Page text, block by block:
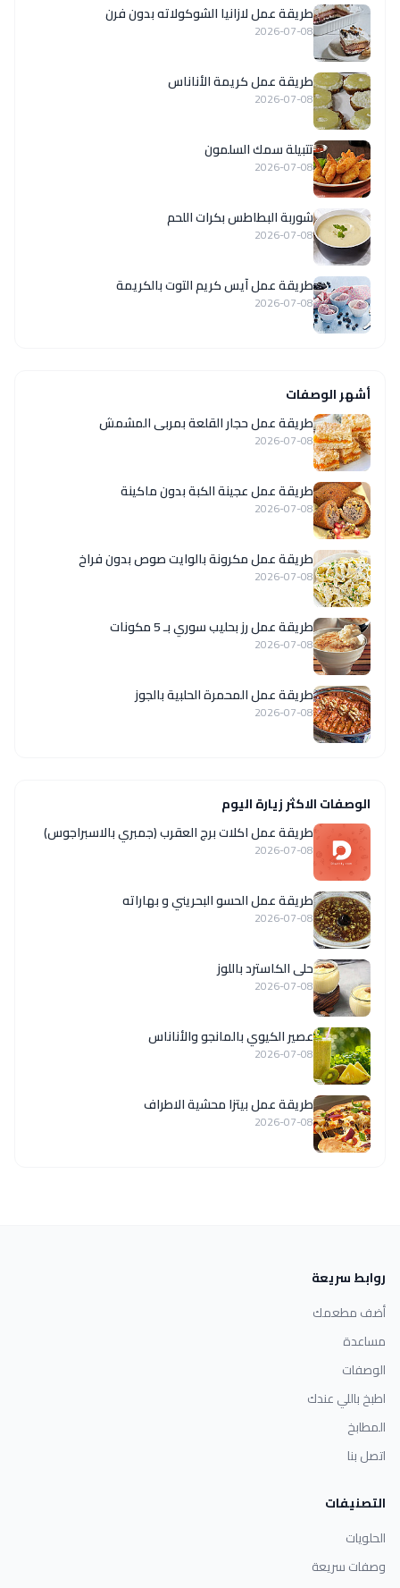
طريقة عمل لازانيا الشوكولاته بدون فرن
2026-07-08
طريقة عمل كريمة الأناناس
2026-07-08
تتبيلة سمك السلمون
2026-07-08
شوربة البطاطس بكرات اللحم
2026-07-08
طريقة عمل آيس كريم التوت بالكريمة
2026-07-08
أشهر الوصفات
طريقة عمل حجار القلعة بمربى المشمش
2026-07-08
طريقة عمل عجينة الكبة بدون ماكينة
2026-07-08
طريقة عمل مكرونة بالوايت صوص بدون فراخ
2026-07-08
طريقة عمل رز بحليب سوري بـ 5 مكونات
2026-07-08
طريقة عمل المحمرة الحلبية بالجوز
2026-07-08
الوصفات الاكثر زيارة اليوم
طريقة عمل اكلات برج العقرب (جمبري بالاسبراجوس)
2026-07-08
طريقة عمل الحسو البحريني و بهاراته
2026-07-08
حلى الكاسترد باللوز
2026-07-08
عصير الكيوي بالمانجو والأناناس
2026-07-08
طريقة عمل بيتزا محشية الاطراف
2026-07-08
روابط سريعة
أضف مطعمك
مساعدة
الوصفات
اطبخ باللي عندك
المطابخ
اتصل بنا
التصنيفات
الحلويات
وصفات سريعة